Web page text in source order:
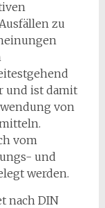
zu
und ist damit
von
vom
und
werden.
nach DIN